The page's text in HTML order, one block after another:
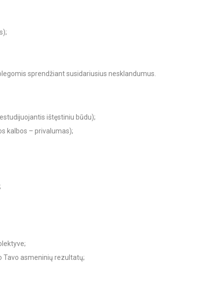
sprendžiant susidariusius nesklandumus.
ištęstiniu būdu);
kalbos – privalumas);
Tavo asmeninių rezultatų;